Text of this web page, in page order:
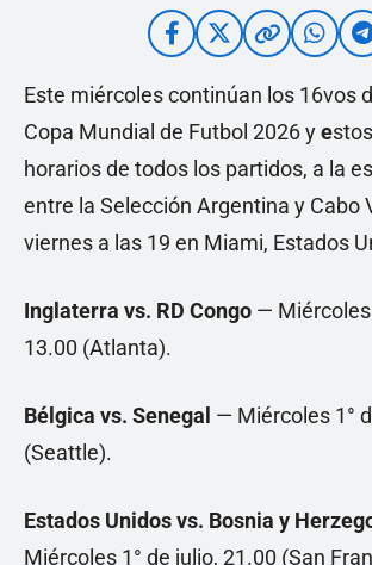
Este miércoles continúan los 16vos
Copa Mundial de Futbol 2026 ye
horarios de todos los partidos, a la
entre la Selección Argentina y Cabo
viernes a las 19 en Miami, Estados
Inglaterra vs. RD Congo — Miércoles
13.00 (Atlanta).
Bélgica vs. Senegal — Miércoles 1°
(Seattle).
Estados Unidos vs. Bosnia y
Miércoles 1° de julio, 21.00 (San